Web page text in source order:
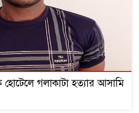
হোটেলে গলাকাটা হত্যার আসামি